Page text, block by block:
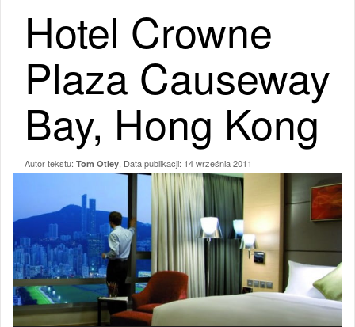
Hotel Crowne
Plaza Causeway
Bay, Hong Kong
Autor tekstu: Tom Otley , Data publikacji: 14 września 2011